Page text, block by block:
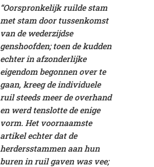
“Oorspronkelijk ruilde stam
met stam door tussenkomst
van de wederzijdse
genshoofden; toen de kudden
echter in afzonderlijke
eigendom begonnen over te
gaan, kreeg de individuele
ruil steeds meer de overhand
en werd tenslotte de enige
vorm. Het voornaamste
artikel echter dat de
herdersstammen aan hun
buren in ruil gaven was vee;